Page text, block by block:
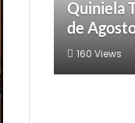
Quiniela
de
160 Views